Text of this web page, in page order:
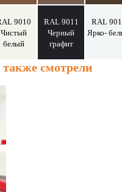
9010
Чистый
белый
RAL 9011
Черный
графит
RAL
Ярко-
смотрели